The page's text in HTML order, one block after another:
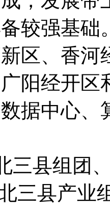
较强基
区、香
阳经开
数据中心
三县组团
三县产业